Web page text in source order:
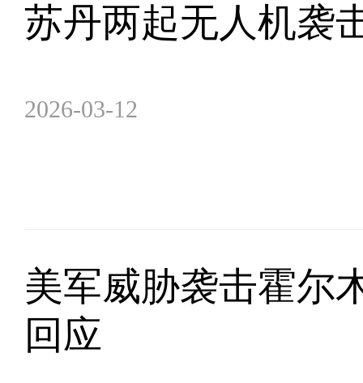
苏丹两起无人机袭
2026-03-12
美军威胁袭击霍
回应